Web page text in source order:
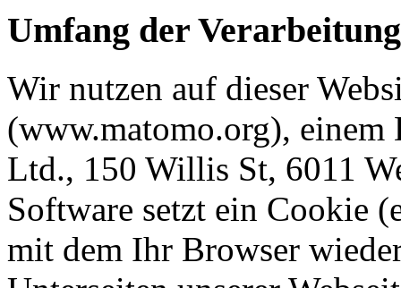
Umfang der
Wir nutzen auf dieser
(www.matomo.org), einem
Ltd., 150 Willis St, 6011
Software setzt ein Cookie
mit dem Ihr Browser